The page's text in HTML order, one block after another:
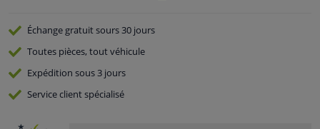
Échange gratuitsours 30 jours
Toutes pièces, tout véhicule
Expédition sous 3 jours
Serviceclient spécialisé